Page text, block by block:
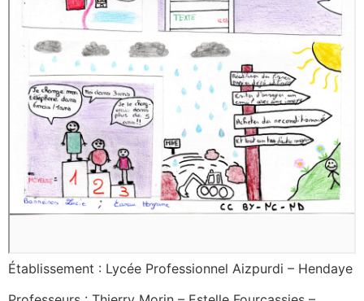
Établissement : Lycée Professionnel Aizpurdi – Hendaye